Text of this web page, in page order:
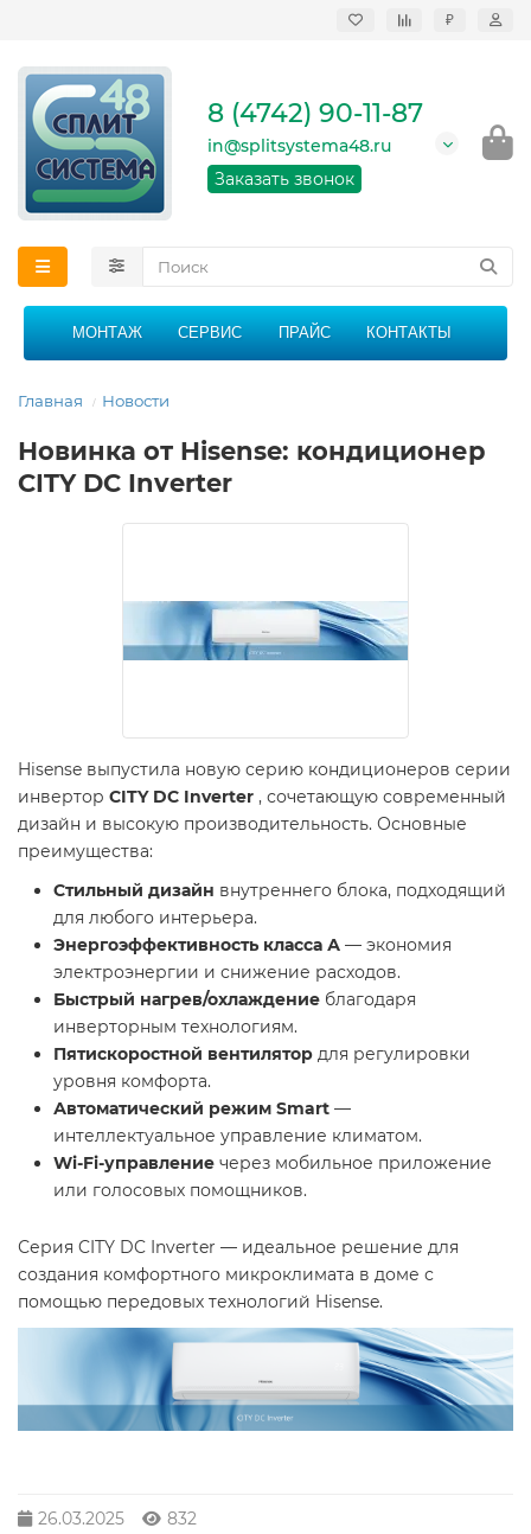
₽
кондиционеров в
области
График работы: 9:00 -
21:00 без перерыва и
8 (4742) 90-11-87
in@splitsystema48.ru
Заказать звонок
МОНТАЖ СЕРВИС ПРАЙС КОНТАКТЫ
Главная Новости
Новинка от Hisense: кондиционер
CITY DC Inverter
Hisense выпустила новую серию кондиционеров серии
инвертор CITY DC Inverter , сочетающую современный
дизайн и высокую производительность. Основные
преимущества:
Стильный дизайн внутреннего блока, подходящий
для любого интерьера.
Энергоэффективность класса А — экономия
электроэнергии и снижение расходов.
Быстрый нагрев/охлаждение благодаря
инверторным технологиям.
Пятискоростной вентилятор для регулировки
уровня комфорта.
Автоматический режим Smart —
интеллектуальное управление климатом.
Wi-Fi-управление через мобильное приложение
или голосовых помощников.
Серия CITY DC Inverter — идеальное решение для
создания комфортного микроклимата в доме с
помощью передовых технологий Hisense.
26.03.2025 832